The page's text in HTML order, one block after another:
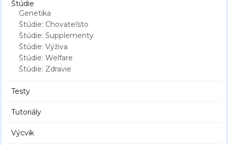
Štúdie
Genetika
Štúdie: Chovateľsto
Štúdie: Supplementy
Štúdie: Výživa
Štúdie: Welfare
Štúdie: Zdravie
Testy
Tutoriály
Výcvik